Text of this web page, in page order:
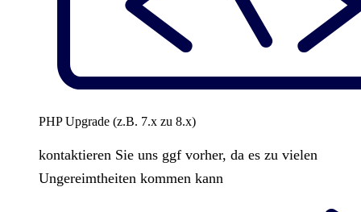
PHP Upgrade (z.B. 7.x zu 8.x)
kontaktieren Sie uns ggf vorher, da es zu vielen
Ungereimtheiten kommen kann